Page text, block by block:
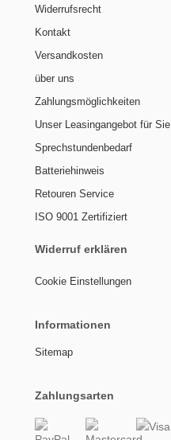
Widerrufsrecht
Kontakt
Versandkosten
über uns
Zahlungsmöglichkeiten
Unser Leasingangebot für Sie
Sprechstundenbedarf
Batteriehinweis
Retouren Service
ISO 9001 Zertifiziert
Widerruf erklären
Cookie Einstellungen
Informationen
Sitemap
Zahlungsarten